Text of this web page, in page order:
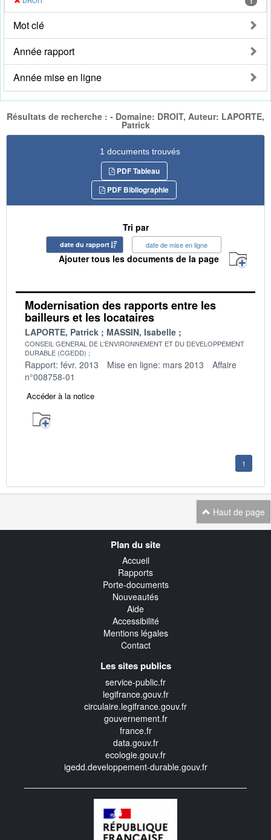
Mot clé
Année rapport
Année mise en ligne
Résultats de recherche : - Domaine: DROIT, Auteur: LAPORTE,
Patrick
1 documents trouvés
PDF Tableau
PDF Bibliographie
Tri par
date du rapport date de mise en ligne
Ajouter tous les documents de la page
Modernisation des rapports entre les
bailleurs et les locataires
LAPORTE, Patrick MASSIN, Isabelle
CONSEIL GENERAL DE L'ENVIRONNEMENT ET DU DEVELOPPEMENT
DURABLE (CGEDD)
Rapport: févr. 2013 Mise en ligne: mars 2013
Affaire
n°008758-01
Accéder à la notice
1
Haut de page
Plan du site
Accueil
Rapports
Porte-documents
Nouveautés
Aide
Accessibilité
Mentions légales
Contact
Les sites publics
service-public.fr
legifrance.gouv.fr
circulaire.legifrance.gouv.fr
gouvernement.fr
france.fr
data.gouv.fr
ecologie.gouv.fr
igedd.developpement-durable.gouv.fr